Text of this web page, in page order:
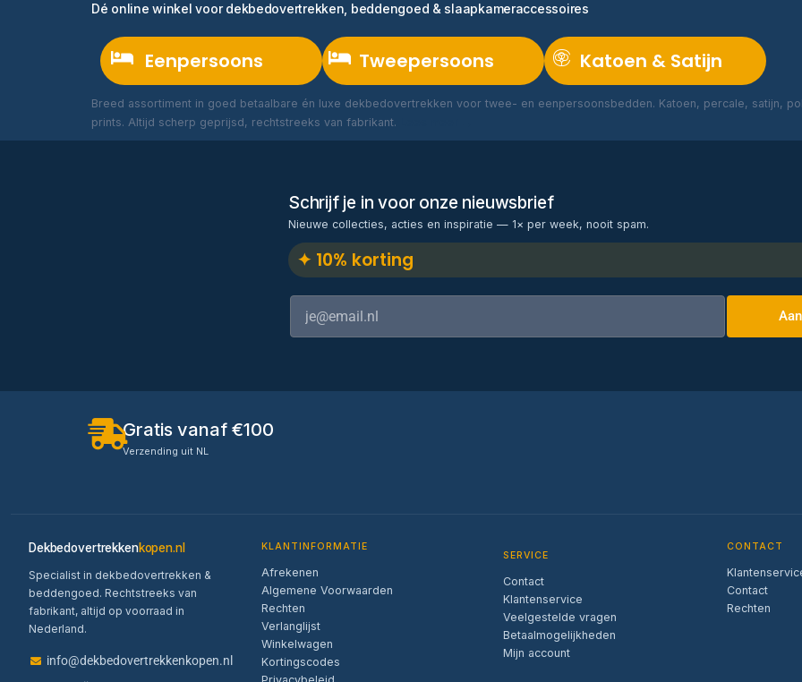
Dé online winkel voor dekbedovertrekken, beddengoed & slaapkameraccessoires
Eenpersoons Tweepersoons Katoen & Satijn
Breed assortiment in goed betaalbare én luxe dekbedovertrekken voor twee- en eenpersoonsbedden. Katoen, percale, satijn,
prints. Altijd scherp geprijsd, rechtstreeks van fabrikant.
Schrijf je in voor onze nieuwsbrief
Nieuwe collecties, acties en inspiratie — 1× per week, nooit spam.
✦ 10% korting
Gratis vanaf €100
Verzending uit NL
Dekbedovertrekkenkopen.nl
Specialist in dekbedovertrekken &
beddengoed. Rechtstreeks van
fabrikant, altijd op voorraad in
Nederland.
info@dekbedovertrekkenkopen.nl
KLANTINFORMATIE
Afrekenen
Algemene Voorwaarden
Rechten
Verlanglijst
Winkelwagen
Kortingscodes
SERVICE
Contact
Klantenservice
Veelgestelde vragen
Betaalmogelijkheden
Mijn account
CONTACT
Contact
Rechten